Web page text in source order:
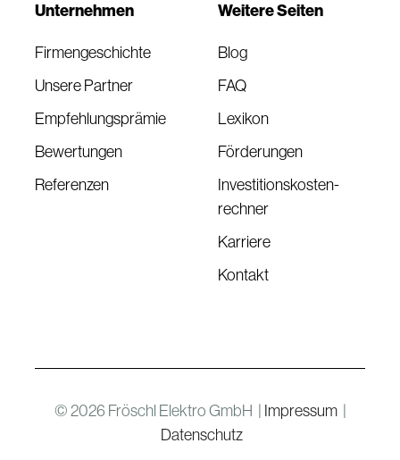
Unternehmen
Firmengeschichte
Unsere Partner
Empfehlungsprämie
Bewertungen
Referenzen
Weitere Seiten
Blog
FAQ
Lexikon
Förderungen
Investitionskosten-
rechner
Karriere
Kontakt
© 2026 Fröschl Elektro GmbH | Impressum|
Datenschutz